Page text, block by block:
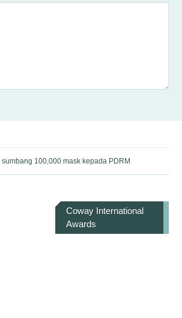
100,000 mask kepada PDRM
Coway International
Awards